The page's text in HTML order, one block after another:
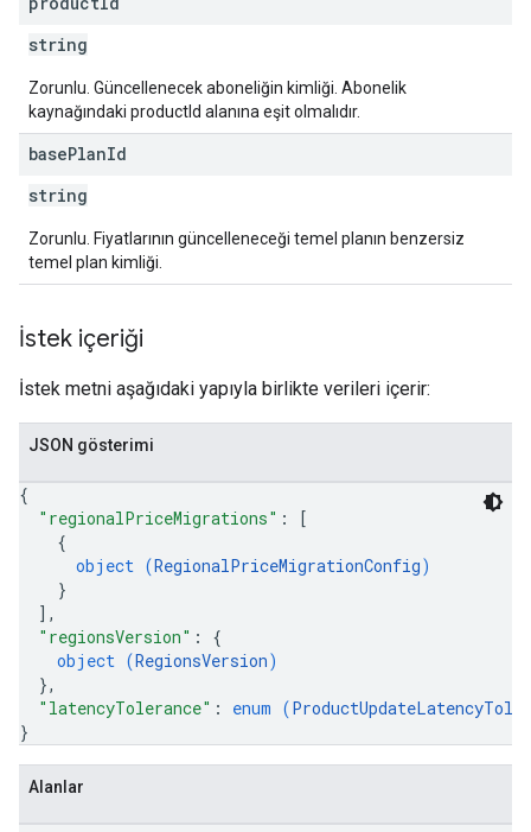
string
Zorunlu. Güncellenecek aboneliğin kimliği. Abonelik
kaynağındaki productId alanına eşit olmalıdır.
basePlanId
string
Zorunlu. Fiyatlarının güncelleneceği temel planın benzersiz
temel plan kimliği.
İstek içeriği
İstek metni aşağıdaki yapıyla birlikte verileri içerir:
JSON gösterimi
{
"regionalPriceMigrations" :
[
{
object (RegionalPriceMigrationConfig)
}
] ,
"regionsVersion" : {
object (RegionsVersion)
},
"latencyTolerance" : enum (
}
Alanlar